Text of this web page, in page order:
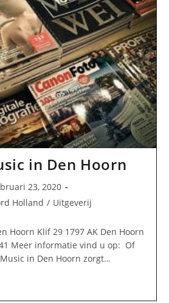
in Den Hoorn
23, 2020
Holland / Uitgeverij
Hoorn Klif 29 1797 AK Den Hoorn
Meer informatie vind u op: Of
in Den Hoorn zorgt…